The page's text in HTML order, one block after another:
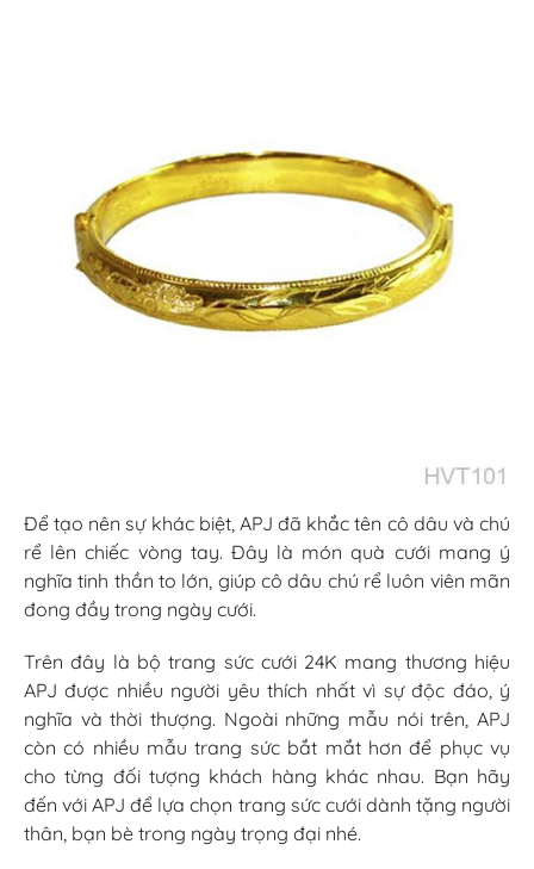
Để tạo nên sự khác biệt, APJ đã khắc tên cô dâu và chú
rể lên chiếc vòng tay. Đây là món quà cưới mang ý
nghĩa tinh thần to lớn, giúp cô dâu chú rể luôn viên mãn
đong đầy trong ngày cưới.
Trên đây là bộ trang sức cưới 24K mang thương hiệu
APJ được nhiều người yêu thích nhất vì sự độc đáo, ý
nghĩa và thời thượng. Ngoài những mẫu nói trên, APJ
còn có nhiều mẫu trang sức bắt mắt hơn để phục vụ
cho từng đối tượng khách hàng khác nhau. Bạn hãy
đến với APJ để lựa chọn trang sức cưới dành tặng người
thân, bạn bè trong ngày trọng đại nhé.